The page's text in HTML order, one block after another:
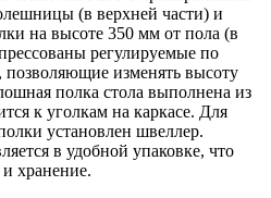
(в верхней части) и
на высоте 350 мм от пола (в
регулируемые по
изменять высоту
полка стола выполнена из
к уголкам на каркасе. Для
установлен швеллер.
в удобной упаковке, что
и хранение.